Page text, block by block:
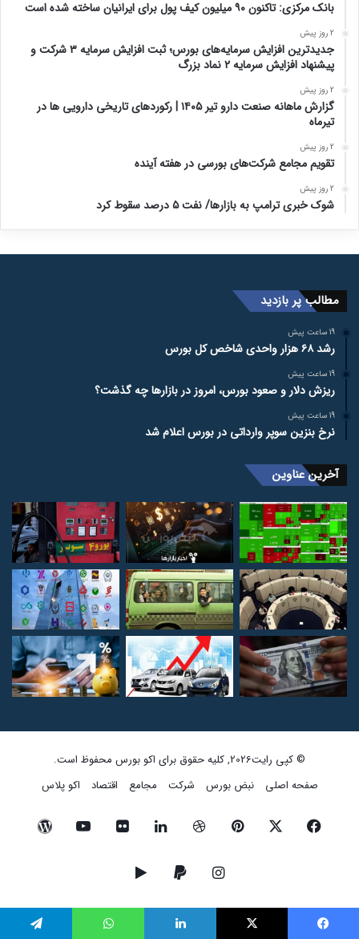
بانک مرکزی: تاکنون ۹۰ میلیون کیف پول برای ایرانیان ساخته شده است
2 روز پیش
جدیدترین افزایش سرمایه‌های بورس؛ ثبت افزایش سرمایه ۳ شرکت و
پیشنهاد افزایش سرمایه ۲ نماد بزرگ
2 روز پیش
گزارش ماهانه صنعت دارو تیر ۱۴۰۵ | رکوردهای تاریخی دارویی ها در
تیرماه
2 روز پیش
تقویم مجامع شرکت‌های بورسی در هفته آینده
2 روز پیش
شوک خبری ترامپ به بازارها/ نفت ۵ درصد سقوط کرد
مطالب پر بازدید
19 ساعت پیش
رشد ۶۸ هزار واحدی شاخص کل بورس
19 ساعت پیش
ریزش دلار و صعود بورس، امروز در بازارها چه گذشت؟
19 ساعت پیش
نرخ بنزین سوپر وارداتی در بورس اعلام شد
آخرین عناوین
© کپی رایت2026, کلیه حقوق برای اکو بورس محفوظ است.
صفحه اصلی
نبض بورس شرکت مجامع اقتصاد اکو پلاس
فیسبوک ایکس پینتریستدریبببل لینکداین تصاویر
یوتیوب
اینستاگرامپی‌پال
پلی